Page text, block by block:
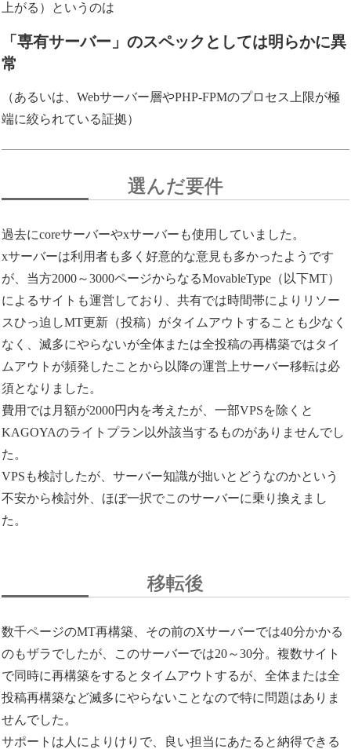
上がる）というのは
「専有サーバー」のスペックとしては明らかに異
常
（あるいは、Webサーバー層やPHP-FPMのプロセス上限が極
端に絞られている証拠）
選んだ要件
過去にcoreサーバーやxサーバーも使用していました。
xサーバーは利用者も多く好意的な意見も多かったようです
が、当方2000～3000ページからなるMovableType（以下MT）
によるサイトも運営しており、共有では時間帯によりリソー
スひっ迫しMT更新（投稿）がタイムアウトすることも少なく
なく、滅多にやらないが全体または全投稿の再構築ではタイ
ムアウトが頻発したことから以降の運営上サーバー移転は必
須となりました。
費用では月額が2000円内を考えたが、一部VPSを除くと
KAGOYAのライトプラン以外該当するものがありませんでし
た。
VPSも検討したが、サーバー知識が拙いとどうなのかという
不安から検討外、ほぼ一択でこのサーバーに乗り換えまし
た。
移転後
数千ページのMT再構築、その前のXサーバーでは40分かかる
のもザラでしたが、このサーバーでは20～30分。複数サイト
で同時に再構築をするとタイムアウトするが、全体または全
投稿再構築など滅多にやらないことなので特に問題はありま
せんでした。
サポートは人によりけりで、良い担当にあたると納得できる